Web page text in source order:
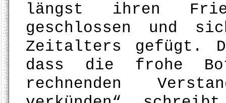
längst ihren
geschlossen und
Zeitalters gefügt.
dass die frohe
rechnenden